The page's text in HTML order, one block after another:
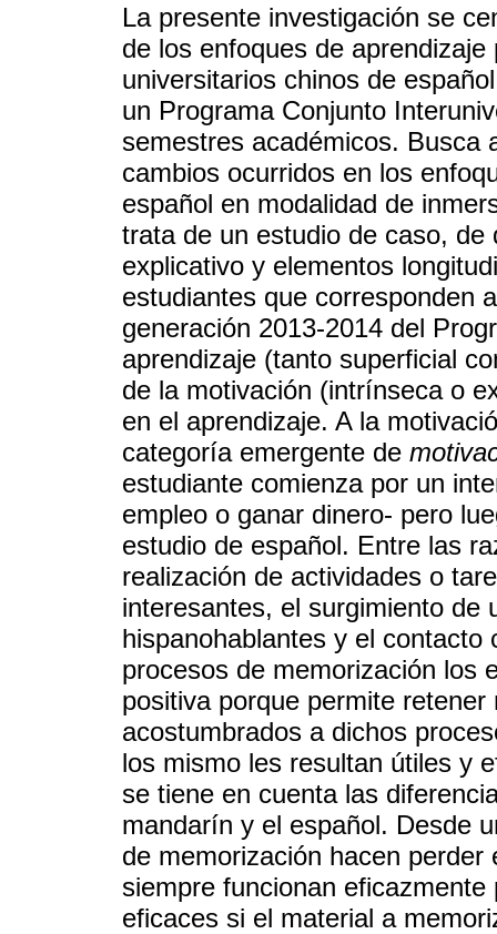
La presente investigación se
de los enfoques de
universitarios chinos de
un Programa Conjunto
semestres académicos. Busca
cambios ocurridos en los
español en modalidad de
trata de un estudio de caso,
explicativo y elementos
estudiantes que corresponden
generación 2013-2014 del
aprendizaje (tanto superficial
de la motivación (intrínseca o
en el aprendizaje. A la
categoría emergente de
estudiante comienza por un
empleo o ganar dinero- pero
estudio de español. Entre las
realización de actividades o
interesantes, el surgimiento de
hispanohablantes y el
procesos de memorización los
positiva porque permite
acostumbrados a dichos
los mismo les resultan útiles y
se tiene en cuenta las
mandarín y el español. Desde
de memorización hacen
siempre funcionan
eficaces si el material a